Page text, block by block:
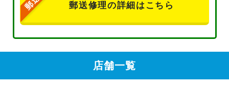
郵送修理の詳細はこちら
店舗一覧